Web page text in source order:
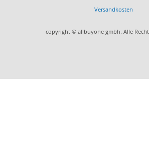
Versandkosten
copyright © allbuyone gmbh. Alle